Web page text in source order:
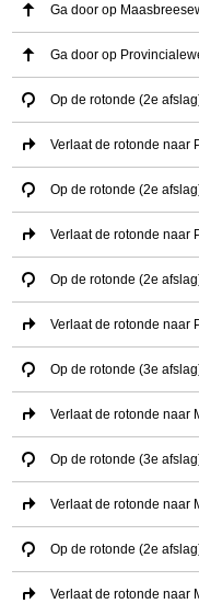
Ga door op
Ga door op
Op de rotonde (2e
Verlaat de rotonde naar
Op de rotonde (2e
Verlaat de rotonde naar
Op de rotonde (2e
Verlaat de rotonde naar
Op de rotonde (3e
Verlaat de rotonde naar
Op de rotonde (3e
Verlaat de rotonde naar
Op de rotonde (2e
Verlaat de rotonde naar